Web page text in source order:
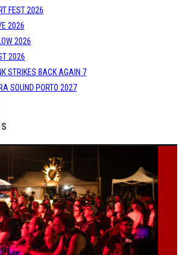
FEST 2026
2026
2026
2026
STRIKES BACK AGAIN 7
SOUND PORTO 2027